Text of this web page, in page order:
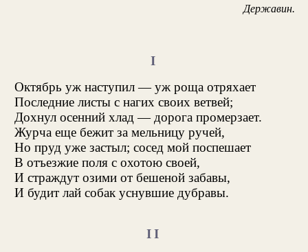
Державин.
I
Октябрь уж наступил — уж роща отряхает
Последние листы с нагих своих ветвей;
Дохнул осенний хлад — дорога промерзает.
Журча еще бежит за мельницу ручей,
Но пруд уже застыл; сосед мой поспешает
В отъезжие поля с охотою своей,
И страждут озими от бешеной забавы,
И будит лай собак уснувшие дубравы.
II